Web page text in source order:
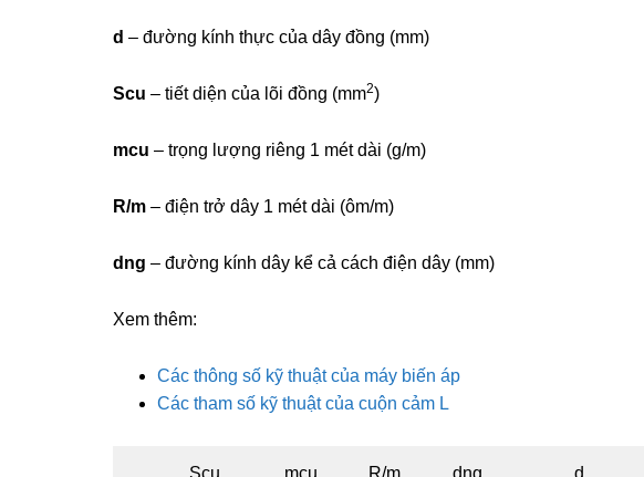
d – đường kính thực của dây đồng (mm)
Scu – tiết diện của lõi đồng (mm2)
mcu – trọng lượng riêng 1 mét dài (g/m)
R/m – điện trở dây 1 mét dài (ôm/m)
d ng – đường kính dây kể cả cách điện dây (mm)
Xem thêm:
Các thông số kỹ thuật của máy biến áp
Các tham số kỹ thuật của cuộn cảm L
Scu
mcu
R/m
dng
d